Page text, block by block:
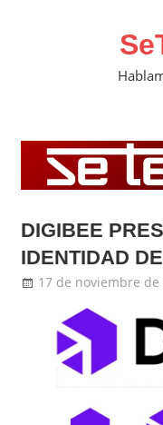
DIGIBEE
IDENTIDAD
17 de noviembre de